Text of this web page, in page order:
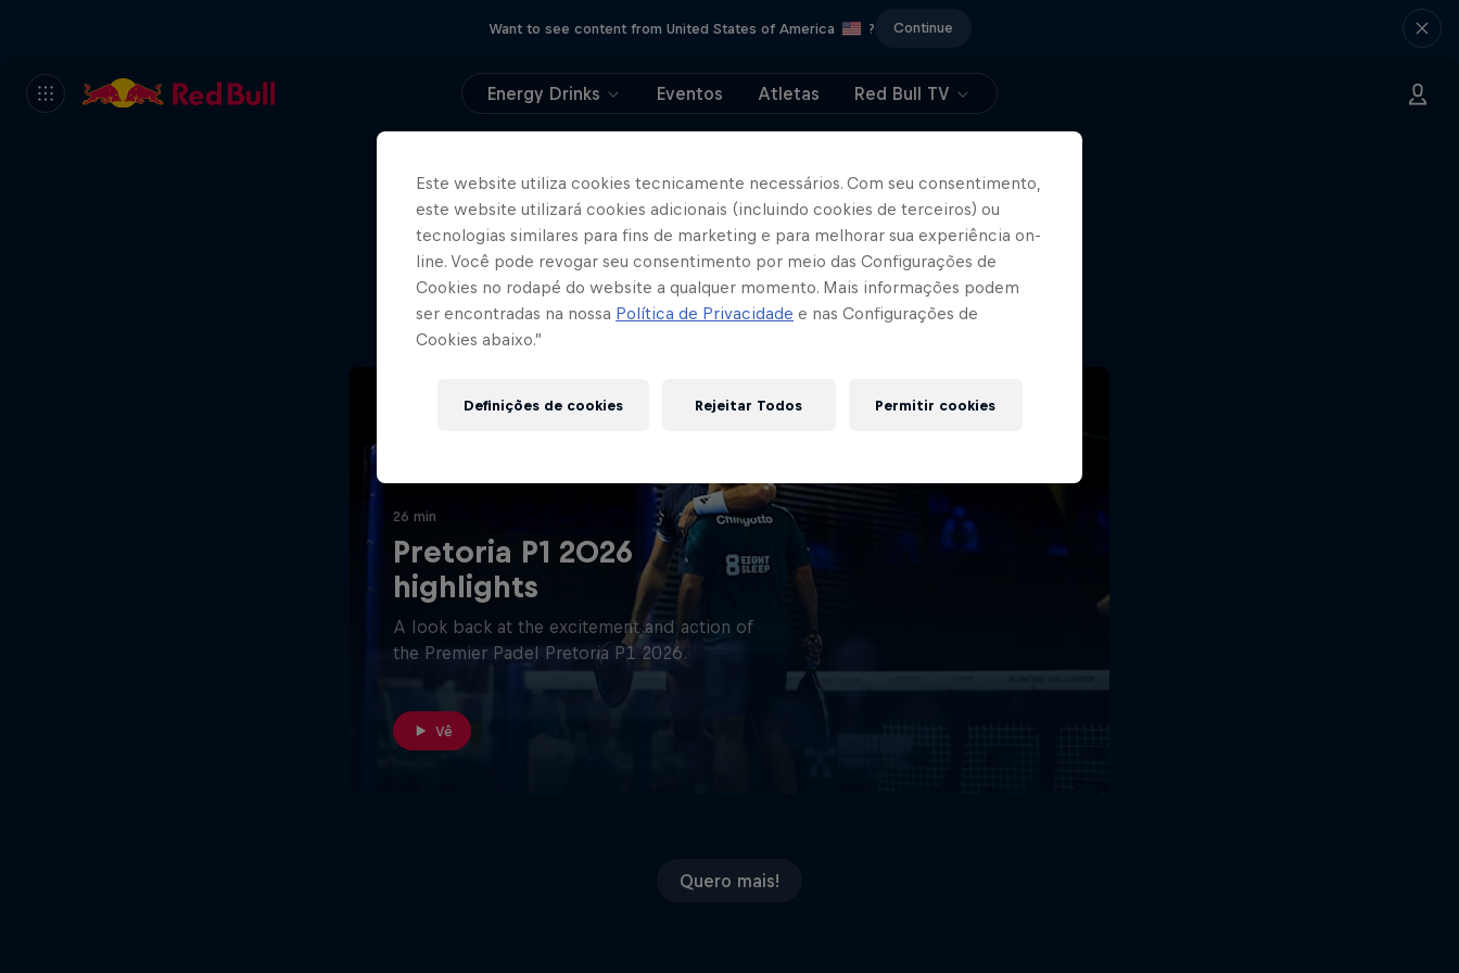
Want to see content from United States of America ? Continue
Energy Drinks Eventos Atletas Red Bull TV
404
Bem, isto é constrangedor!
Para onde foi a página?!
26 min
Pretoria P1 2026
highlights
A look back at the excitement and action of
the Premier Padel Pretoria P1 2026.
Vê
Quero mais!
Este website utiliza cookies tecnicamente necessários. Com seu consentimento,
este website utilizará cookies adicionais (incluindo cookies de terceiros) ou
tecnologias similares para fins de marketing e para melhorar sua experiência on-
line. Você pode revogar seu consentimento por meio das Configurações de
Cookies no rodapé do website a qualquer momento. Mais informações podem
ser encontradas na nossa Política de Privacidade e nas Configurações de
Cookies abaixo.”
Definições de cookies Rejeitar Todos Permitir cookies